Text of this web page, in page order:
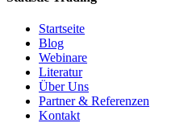
Startseite
Blog
Webinare
Literatur
Über Uns
Partner & Referenzen
Kontakt